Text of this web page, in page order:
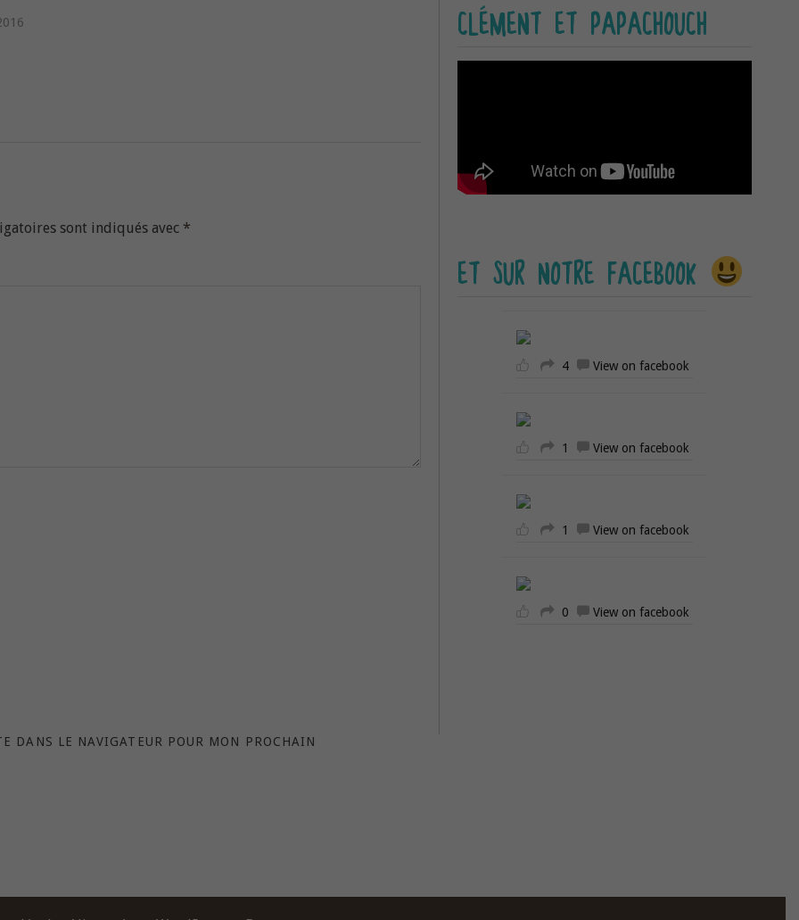
sont indiqués avec *
DANS LE NAVIGATEUR POUR MON PROCHAIN
CLÉMENT ET PAPACHOUCH
ET SUR NOTRE FACEBOOK
4 View on facebook
1 View on facebook
1 View on facebook
0 View on facebook